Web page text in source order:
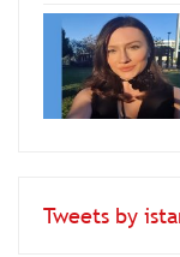
Tweets by